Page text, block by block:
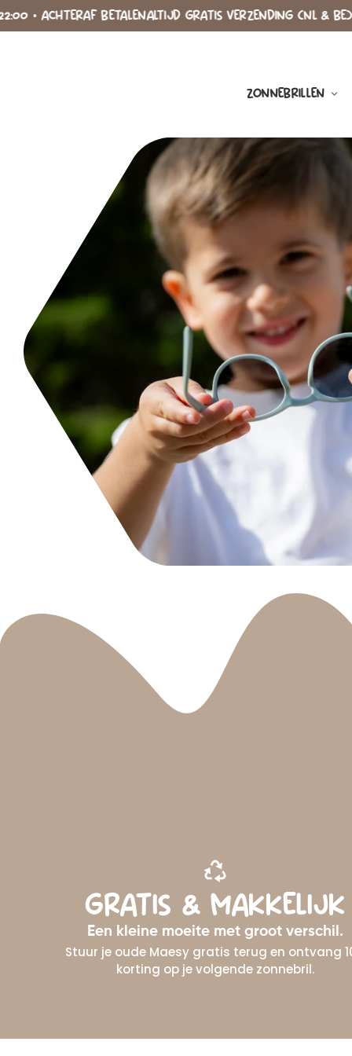
naar de BETALEN ALTIJD GRATIS VERZENDING (NL & BE) •
ZONNEBRILLEN
GRATIS & MAKKELIJK
Een kleine moeite met groot verschil.
Stuur je oude Maesy gratis terug en ontvang
korting op je volgende zonnebril.